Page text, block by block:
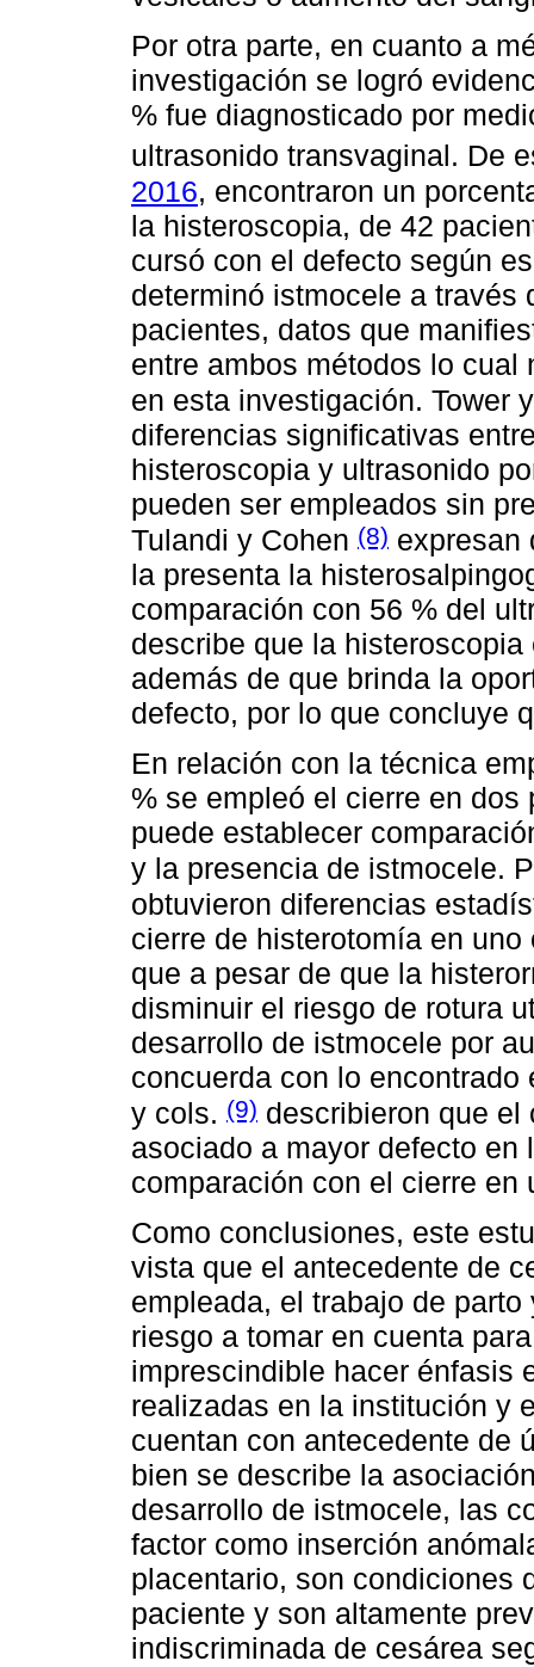
Por otra parte, en cuanto a
investigación se logró
% fue diagnosticado por
ultrasonido transvaginal. De
2016, encontraron un
la histeroscopia, de 42
cursó con el defecto según
determinó istmocele a través
pacientes, datos que
entre ambos métodos lo cual
en esta investigación. Tower
diferencias significativas
histeroscopia y ultrasonido
pueden ser empleados sin
Tulandi y Cohen (8) expresan
la presenta la
comparación con 56 % del
describe que la
además de que brinda la
defecto, por lo que concluye
En relación con la técnica
% se empleó el cierre en
puede establecer
y la presencia de istmocele.
obtuvieron diferencias
cierre de histerotomía en
que a pesar de que la
disminuir el riesgo de rotura
desarrollo de istmocele por
concuerda con lo encontrado
y cols. (9) describieron que el
asociado a mayor defecto
comparación con el cierre en
Como conclusiones, este
vista que el antecedente de
empleada, el trabajo de
riesgo a tomar en cuenta
imprescindible hacer énfasis
realizadas en la institución y
cuentan con antecedente de
bien se describe la
desarrollo de istmocele, las
factor como inserción
placentario, son condiciones
paciente y son altamente
indiscriminada de cesárea